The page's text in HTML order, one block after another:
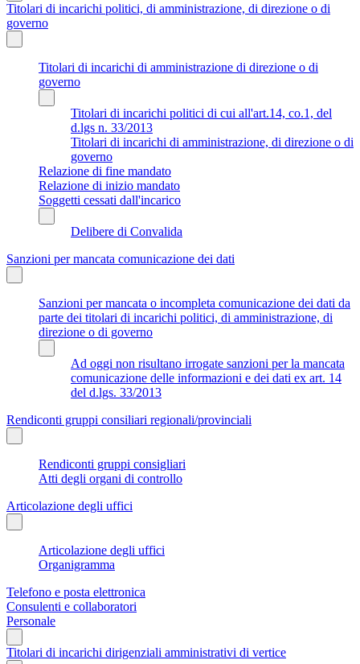
Titolari di incarichi politici, di amministrazione, di direzione o di
governo
Titolari di incarichi di amministrazione di direzione o di
governo
Titolari di incarichi politici di cui all'art.14, co.1, del
d.lgs n. 33/2013
Titolari di incarichi di amministrazione, di direzione o di
governo
Relazione di fine mandato
Relazione di inizio mandato
Soggetti cessati dall'incarico
Delibere di Convalida
Sanzioni per mancata comunicazione dei dati
Sanzioni per mancata o incompleta comunicazione dei dati da
parte dei titolari di incarichi politici, di amministrazione, di
direzione o di governo
Ad oggi non risultano irrogate sanzioni per la mancata
comunicazione delle informazioni e dei dati ex art. 14
del d.lgs. 33/2013
Rendiconti gruppi consiliari regionali/provinciali
Rendiconti gruppi consigliari
Atti degli organi di controllo
Articolazione degli uffici
Articolazione degli uffici
Organigramma
Telefono e posta elettronica
Consulenti e collaboratori
Personale
Titolari di incarichi dirigenziali amministrativi di vertice